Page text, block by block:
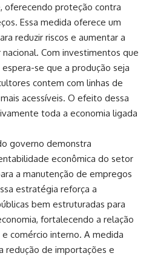
oferecendo proteção contra
Essa medida oferece um
reduzir riscos e aumentar a
Com investimentos que
espera-se que a produção seja
contem com linhas de
acessíveis. O efeito dessa
toda a economia ligada
governo demonstra
econômica do setor
a manutenção de empregos
estratégia reforça a
bem estruturadas para
fortalecendo a relação
comércio interno. A medida
redução de importações e